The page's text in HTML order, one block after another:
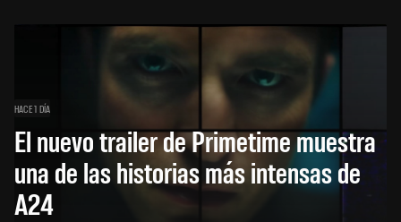
HACE 1 DÍA
El nuevo trailer de Primetime muestra
una de las historias más intensas de
A24